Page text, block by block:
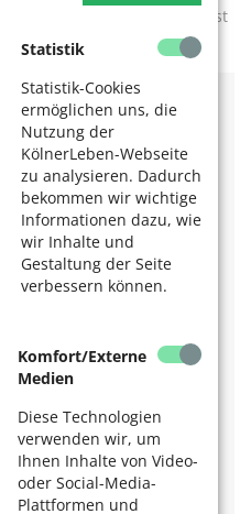
Statistik
Statistik-Cookies
ermöglichen uns, die
Nutzung der
KölnerLeben-Webseite
zu analysieren. Dadurch
bekommen wir wichtige
Informationen dazu, wie
wir Inhalte und
Gestaltung der Seite
verbessern können.
Komfort/Externe
Medien
Diese Technologien
verwenden wir, um
Ihnen Inhalte von Video-
oder Social-Media-
Plattformen und
Gut, und eigentlich ist
lautet sein Tenor.
oder
und
erforderlich,
Untere
3 65 42,
der AWB
per E-Mail:
oder aufhttps://sags-